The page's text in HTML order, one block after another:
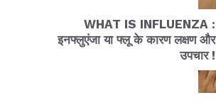
WHAT IS INFLUENZA :
इनफ्लुएंजा या फ्लू के कारण लक्षण और
उपचार !